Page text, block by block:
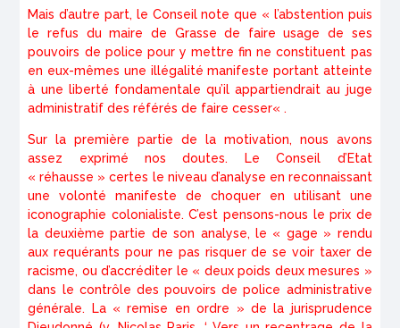
Mais d’autre part, le Conseil note que « l’abstention puis
le refus du maire de Grasse de faire usage de ses
pouvoirs de police pour y mettre fin ne constituent pas
en eux-mêmes une illégalité manifeste portant atteinte
à une liberté fondamentale qu’il appartiendrait au juge
administratif des référés de fairecesser« .
Sur la première partie de la motivation, nous avons
assez exprimé nos doutes. Le Conseil d’Etat
« réhausse » certes le niveau d’analyse en reconnaissant
une volonté manifeste de choquer en utilisant une
iconographie colonialiste. C’est pensons-nous le prix de
la deuxième partie de son analyse, le « gage » rendu
aux requérants pour ne pas risquer de se voir taxer de
racisme, ou d’accréditer le « deux poids deux mesures »
dans le contrôle des pouvoirs de police administrative
générale. La « remise en ordre » de la jurisprudence